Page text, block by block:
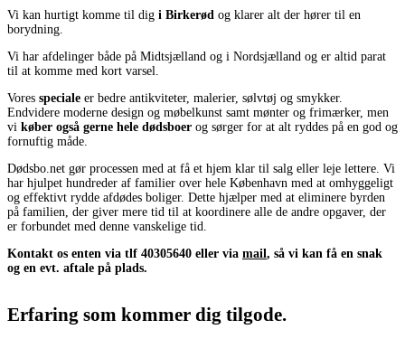
Vi kan hurtigt komme til dig i Birkerød og klarer alt der hører til en
borydning.
Vi har afdelinger både på Midtsjælland og i Nordsjælland og er altid parat
til at komme med kort varsel.
Vores speciale er bedre antikviteter, malerier, sølvtøj og smykker.
Endvidere moderne design og møbelkunst samt mønter og frimærker, men
vi køber også gerne hele dødsboer og sørger for at alt ryddes på en god og
fornuftig måde.
Dødsbo.net gør processen med at få et hjem klar til salg eller leje lettere. Vi
har hjulpet hundreder af familier over hele København med at omhyggeligt
og effektivt rydde afdødes boliger. Dette hjælper med at eliminere byrden
på familien, der giver mere tid til at koordinere alle de andre opgaver, der
er forbundet med denne vanskelige tid.
Kontakt os enten via tlf 40305640 eller via mail , så vi kan få en snak
og en evt. aftale på plads.
Erfaring som kommer dig tilgode.